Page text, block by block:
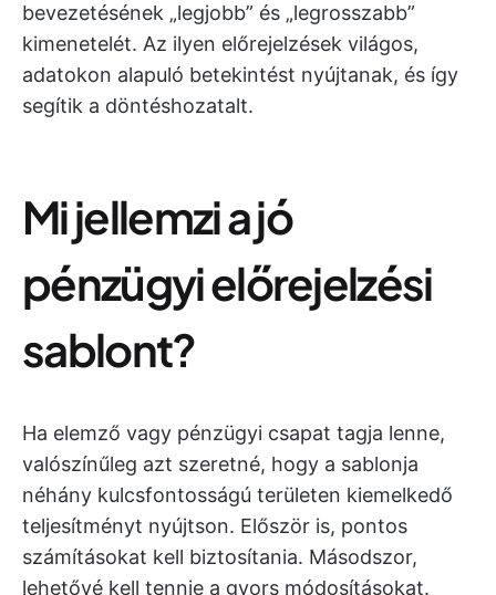
bevezetésének „legjobb” és „legrosszabb”
kimenetelét. Az ilyen előrejelzések világos,
adatokon alapuló betekintést nyújtanak, és így
segítik a döntéshozatalt.
Mi jellemzi a jó
pénzügyi előrejelzési
sablont?
Ha elemző vagy pénzügyi csapat tagja lenne,
valószínűleg azt szeretné, hogy a sablonja
néhány kulcsfontosságú területen kiemelkedő
teljesítményt nyújtson. Először is, pontos
számításokat kell biztosítania. Másodszor,
lehetővé kell tennie a gyors módosításokat.